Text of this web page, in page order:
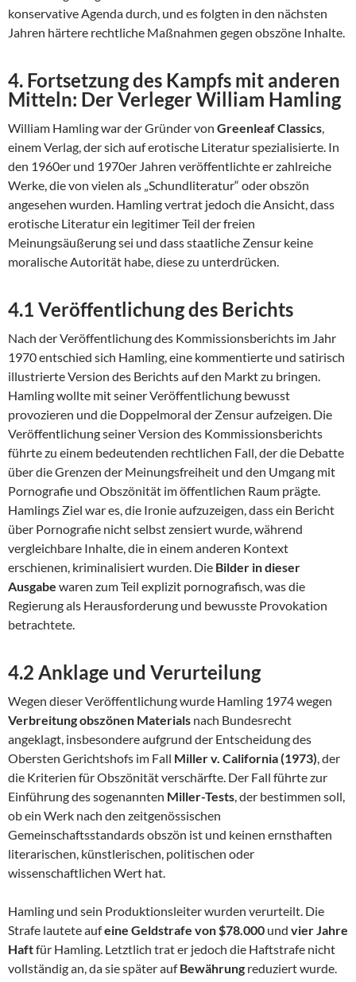
konservative Agenda durch, und es folgten in den nächsten
Jahren härtere rechtliche Maßnahmen gegen obszöne Inhalte.
4. Fortsetzung des Kampfs mit anderen
Mitteln: Der Verleger William Hamling
William Hamling war der Gründer von Greenleaf Classics,
einem Verlag, der sich auf erotische Literatur spezialisierte. In
den 1960er und 1970er Jahren veröffentlichte er zahlreiche
Werke, die von vielen als „Schundliteratur“ oder obszön
angesehen wurden. Hamling vertrat jedoch die Ansicht, dass
erotische Literatur ein legitimer Teil der freien
Meinungsäußerung sei und dass staatliche Zensur keine
moralische Autorität habe, diese zu unterdrücken.
4.1 Veröffentlichung des Berichts
Nach der Veröffentlichung des Kommissionsberichts im Jahr
1970 entschied sich Hamling, eine kommentierte und satirisch
illustrierte Version des Berichts auf den Markt zu bringen.
Hamling wollte mit seiner Veröffentlichung bewusst
provozieren und die Doppelmoral der Zensur aufzeigen. Die
Veröffentlichung seiner Version des Kommissionsberichts
führte zu einem bedeutenden rechtlichen Fall, der die Debatte
über die Grenzen der Meinungsfreiheit und den Umgang mit
Pornografie und Obszönität im öffentlichen Raum prägte.
Hamlings Ziel war es, die Ironie aufzuzeigen, dass ein Bericht
über Pornografie nicht selbst zensiert wurde, während
vergleichbare Inhalte, die in einem anderen Kontext
erschienen, kriminalisiert wurden. Die Bilder in dieser
Ausgabe waren zum Teil explizit pornografisch, was die
Regierung als Herausforderung und bewusste Provokation
betrachtete.
4.2 Anklage und Verurteilung
Wegen dieser Veröffentlichung wurde Hamling 1974 wegen
Verbreitung obszönen Materials nach Bundesrecht
angeklagt, insbesondere aufgrund der Entscheidung des
Obersten Gerichtshofs im Fall Miller v. California (1973), der
die Kriterien für Obszönität verschärfte. Der Fall führte zur
Einführung des sogenannten Miller-Tests, der bestimmen soll,
ob ein Werk nach den zeitgenössischen
Gemeinschaftsstandards obszön ist und keinen ernsthaften
literarischen, künstlerischen, politischen oder
wissenschaftlichen Wert hat.
Hamling und sein Produktionsleiter wurden verurteilt. Die
Strafe lautete aufeine Geldstrafe von $78.000 und vier Jahre
Haftfür Hamling. Letztlich trat er jedoch die Haftstrafe nicht
vollständig an, da sie später aufBewährung reduziert wurde.